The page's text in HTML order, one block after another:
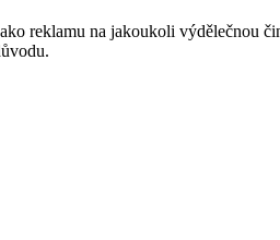
reklamu na jakoukoli výdělečnou